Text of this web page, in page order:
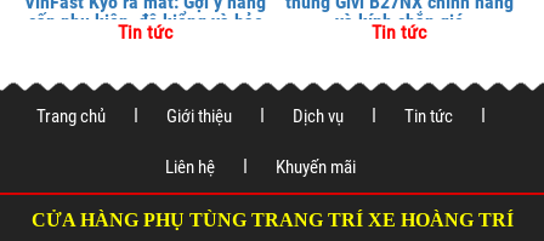
cấp phụ kiện, độ kiểng và bảo
vệ xe tại
Tin tức
và kính chắn gió
Tin tức
Trang chủ Giới thiệu Dịch vụ Tin tức
Liên hệ Khuyến mãi
CỬA HÀNG PHỤ TÙNG TRANG TRÍ XE HOÀNG TRÍ